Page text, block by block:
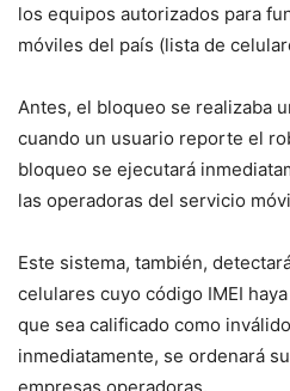
los equipos autorizados para
móviles del país (lista de
Antes, el bloqueo se realizaba
cuando un usuario reporte el
bloqueo se ejecutará
las operadoras del servicio
Este sistema, también,
celulares cuyo código IMEI
que sea calificado como
inmediatamente, se ordenará
empresas operadoras.